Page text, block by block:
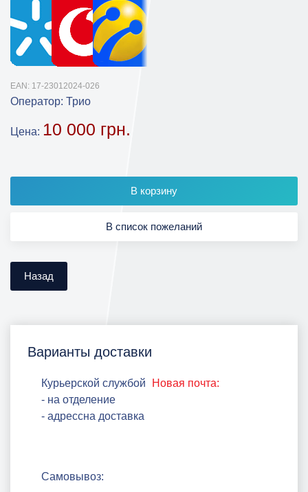
EAN: 17-23012024-026
Оператор: Трио
Цена: 10 000 грн.
Варианты доставки
Курьерской службой
Новая почта:
- на отделение
- адрессна доставка
Самовывоз: